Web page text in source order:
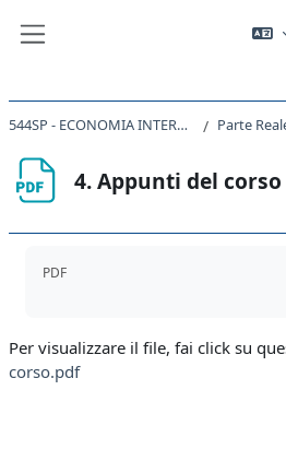
544SP - ECONOMIA INTERNAZIONALE 2023 - 2024
4. Appunti del corso
PDF
Per visualizzare il file, fai click su
corso.pdf